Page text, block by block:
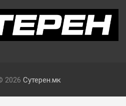
2026 Сутерен.мк